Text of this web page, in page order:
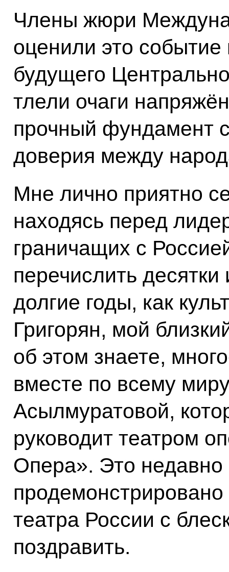
Члены жюри
оценили это
будущего
тлели очаги
прочный фундамент
доверия между
Мне лично приятно
находясь перед
граничащих с
перечислить
долгие годы, как
Григорян, мой
об этом знаете,
вместе по всему
Асылмуратовой,
руководит театром
Опера». Это
театра России с
поздравить.